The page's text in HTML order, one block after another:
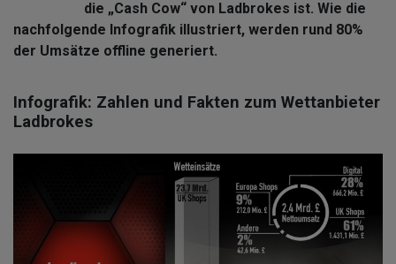
die „Cash Cow“ von Ladbrokes ist. Wie die
nachfolgende Infografik illustriert, werden rund 80%
der Umsätze offline generiert.
Infografik: Zahlen und Fakten zum Wettanbieter
Ladbrokes